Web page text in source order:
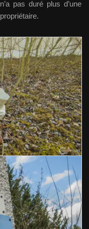
pas duré plus d’une